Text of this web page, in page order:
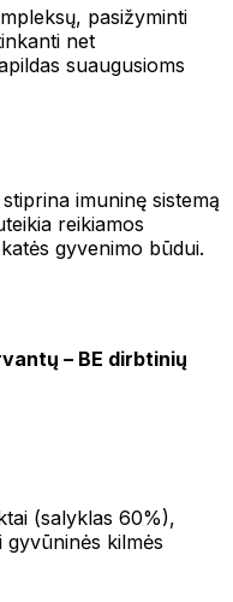
pasižyminti
net
suaugusioms
imuninę sistemą
reikiamos
gyvenimo būdui.
– BE dirbtinių
(salyklas 60%),
gyvūninės kilmės